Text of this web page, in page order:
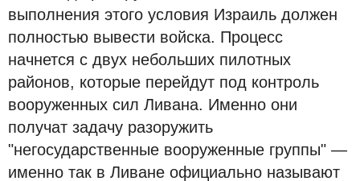
выполнения этого условия Израиль должен
полностью вывести войска. Процесс
начнется с двух небольших пилотных
районов, которые перейдут под контроль
вооруженных сил Ливана. Именно они
получат задачу разоружить
"негосударственные вооруженные группы" —
именно так в Ливане официально называют